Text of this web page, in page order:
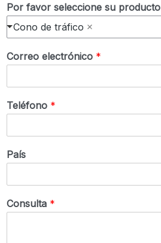
Por favor seleccione su producto
Cono de tráfico
Correo electrónico *
Teléfono *
País
Consulta *